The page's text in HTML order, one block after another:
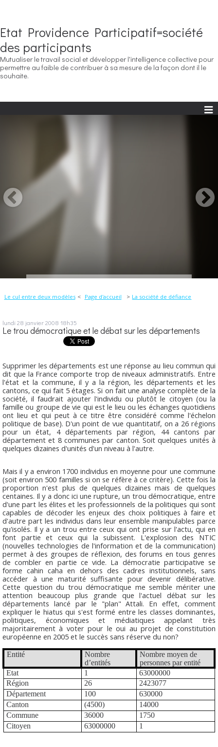
Etat Providence Participatif=société
des participants
Mutualiser le travail social et développer l'intelligence collective pour
permettre au faible de contribuer à sa mesure de la façon dont il le
souhaite.
Le cul entre deux modèles Page d'accueil La société de défiance
lundi 28 janvier 2008 18h35
Le trou démocratique et le débat sur les départements
Supprimer les départements est une réponse au lieu commun qui
dit que la France comporte trop de niveaux administratifs. Entre
l'état et la commune, il y a la région, les départements et les
cantons, ce qui fait 5 étages. Si on fait une analyse complète de la
société, il faudrait ajouter l'individu ou plutôt le citoyen (ou la
famille ou groupe de vie qui est le lieu ou les échanges quotidiens
ont lieu et qui peut à ce titre être considéré comme l'échelon
politique de base). D'un point de vue quantitatif, on a 26 régions
pour un état, 4 départements par région, 44 cantons par
département et 8 communes par canton. Soit quelques unités à
quelques dizaines d'unités d'un niveau à l'autre.
Mais il y a environ 1700 individus en moyenne pour une commune
(soit environ 500 familles si on se réfère à ce critère). Cette fois la
proportion n'est plus de quelques dizaines mais de quelques
centaines. Il y a donc ici une rupture, un trou démocratique, entre
d'une part les élites et les professionnels de la politiques qui sont
capables de décoder les enjeux des choix politiques à faire et
d'autre part les individus dans leur ensemble manipulables parce
qu'isolés. Il y a un trou entre ceux qui ont prise sur l'actu, qui en
font partie et ceux qui la subissent. L'explosion des NTIC
(nouvelles technologies de l'information et de la communication)
permet à des groupes de réflexion, des forums en tous genres
de combler en partie ce vide. La démocratie participative se
forme cahin caha en dehors des cadres institutionnels, sans
accéder à une maturité suffisante pour devenir délibérative.
Cette question du trou démocratique me semble mériter une
attention beaucoup plus grande que l'actuel débat sur les
départements lancé par le "plan" Attali. En effet, comment
expliquer le hiatus qui s'est formé entre les classes dominantes,
politiques, économiques et médiatiques appelant très
majoritairement à voter pour le oui au projet de constitution
européenne en 2005 et le succès sans réserve du non?
Entité
Nombre
d’entités
Nombre moyen de
personnes par entité
Etat
1
63000000
Région
26
2423077
Département
100
630000
Canton
(4500)
14000
Commune
36000
1750
Citoyen
63000000 1